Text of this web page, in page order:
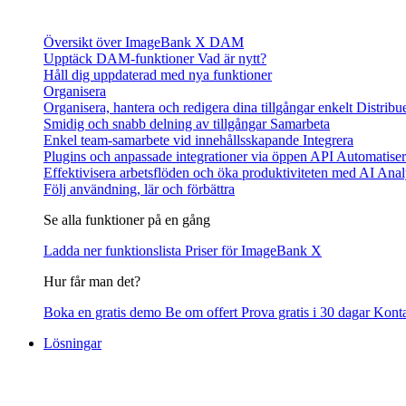
Översikt över ImageBank X DAM
Upptäck DAM-funktionerVad är nytt?
Håll dig uppdaterad med nya funktioner
Organisera
Organisera, hantera och redigera dina tillgångar enkelt
Smidig och snabb delning av tillgångar Samarbeta
Enkel team-samarbete vid innehållsskapande Integrera
Plugins och anpassade integrationer via öppen API
Effektivisera arbetsflöden och öka produktiviteten med AI
Följ användning, lär och förbättra
Se alla funktioner på en gång
Ladda ner funktionslista Priser för ImageBank X
Hur får man det?
Boka en gratis demo Be om offert Prova gratis i 30 dagar
Lösningar